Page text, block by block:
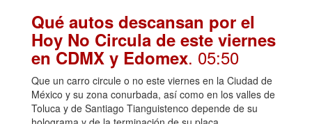
Qué autos descansan por el
Hoy No Circula de este viernes
en CDMX y Edomex. 05:50
Que un carro circule o no este viernes en la Ciudad de
México y su zona conurbada, así como en los valles de
Toluca y de Santiago Tianguistenco depende de su